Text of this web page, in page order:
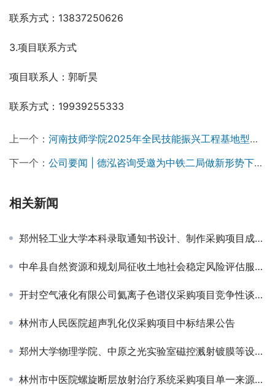
联系方式：13837250626
3.项目联系方式
项目联系人：郭昕昊
联系方式：19939255333
上一个： 河南技师学院2025年全民技能振兴工程基地型项目省级世界技能大赛重点赛项提升项目（网络系统管理）-竞争性磋商公告
下一个： 公司要闻 | 德泓咨询受邀为中铁二局做新形势下政策性资金谋划实操要点专题培训
相关新闻
郑州轻工业大学本科录取通知书设计、制作采购项目成交公告￼
中牟县自然资源和规划局征收土地社会稳定风险评估服务单位项目结果公告
开封空气液化有限公司氦离子色谱仪采购项目竞争性谈判公告￼
林州市人民医院超声乳化仪采购项目中标结果公告
郑州大学物理学院、中原之光实验室磁控溅射镀膜等设备采购项目-询价公告
林州市中医院螺旋断层放射治疗系统采购项目单一来源采购公告